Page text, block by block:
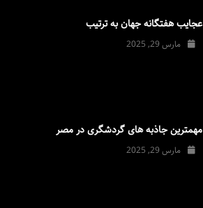
عجایب هفتگانه جهان به ترتیب
مارس 29, 2025
مهمترین جاذبه های گردشگری در مصر
مارس 29, 2025